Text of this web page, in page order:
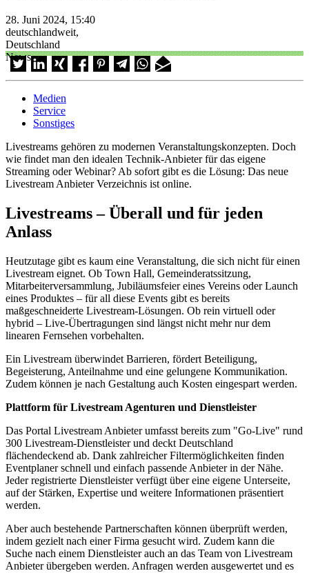
28. Juni 2024, 15:40
deutschlandweit,
Deutschland
News
Medien
Service
Sonstiges
Livestreams gehören zu modernen Veranstaltungskonzepten. Doch
wie findet man den idealen Technik-Anbieter für das eigene
Streaming oder Webinar? Ab sofort gibt es die Lösung: Das neue
Livestream Anbieter Verzeichnis ist online.
Livestreams – Überall und für jeden
Anlass
Heutzutage gibt es kaum eine Veranstaltung, die sich nicht für einen
Livestream eignet. Ob Town Hall, Gemeinderatssitzung,
Mitarbeiterversammlung, Jubiläumsfeier eines Vereins oder Launch
eines Produktes – für all diese Events gibt es bereits
maßgeschneiderte Livestream-Lösungen. Ob rein virtuell oder
hybrid – Live-Übertragungen sind längst nicht mehr nur dem
linearen Fernsehen vorbehalten.
Ein Livestream überwindet Barrieren, fördert Beteiligung,
Begeisterung, Anteilnahme und eine gelungene Kommunikation.
Zudem können je nach Gestaltung auch Kosten eingespart werden.
Plattform für Livestream Agenturen und Dienstleister
Das Portal Livestream Anbieter umfasst bereits zum "Go-Live" rund
300 Livestream-Dienstleister und deckt Deutschland
flächendeckend ab. Dank zahlreicher Filtermöglichkeiten finden
Eventplaner schnell und einfach passende Anbieter in der Nähe.
Jeder registrierte Dienstleister verfügt über eine eigene Unterseite,
auf der Stärken, Expertise und weitere Informationen präsentiert
werden.
Aber auch bestehende Partnerschaften können überprüft werden,
indem gezielt nach einer Firma gesucht wird. Zudem kann die
Suche nach einem Dienstleister auch an das Team von Livestream
Anbieter übergeben werden. Anfragen werden ausgewertet und es